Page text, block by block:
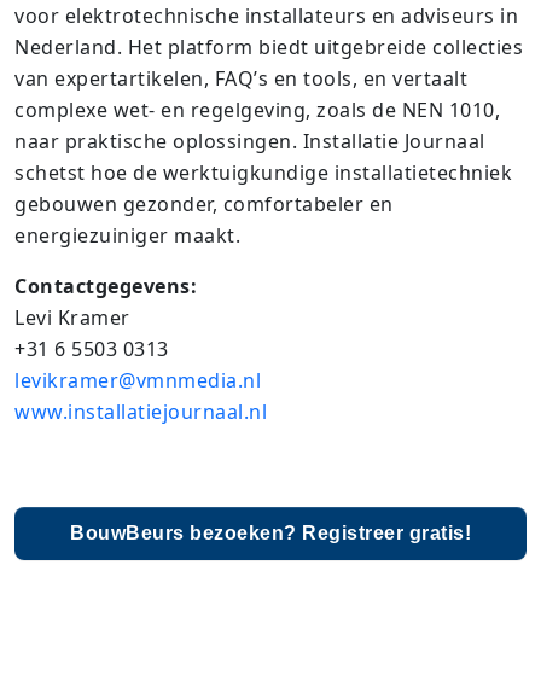
voor elektrotechnische installateurs en adviseurs in
Nederland. Het platform biedt uitgebreide collecties
van expertartikelen, FAQ’s en tools, en vertaalt
complexe wet- en regelgeving, zoals de NEN 1010,
naar praktische oplossingen.​ Installatie Journaal
schetst hoe de werktuigkundige installatietechniek
gebouwen gezonder, comfortabeler en
energiezuiniger maakt.
Contactgegevens:
Levi Kramer
+31 6 5503 0313
levikramer@vmnmedia.nl
www.installatiejournaal.nl
BouwBeurs bezoeken? Registreer gratis!